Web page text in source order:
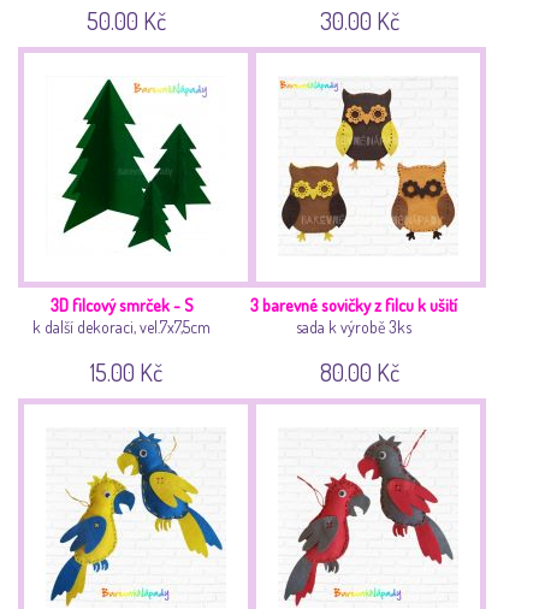
50.00 Kč 30.00 Kč
3D filcový smrček - S
k další dekoraci, vel.7x7,5cm
15.00 Kč
3 barevné sovičky z filcu k ušití
sada k výrobě 3ks
80.00 Kč